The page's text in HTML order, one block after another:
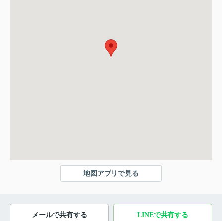
地図アプリで見る
メールで共有する LINEで共有する